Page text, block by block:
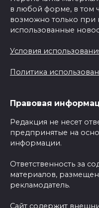
в любой форме, в том
возможно только при
использованные
Условия
Политика
Правовая
Редакция не несет
предпринятые на
информации.
Ответственность за
материалов,
рекламодатель.
Сайт содержит